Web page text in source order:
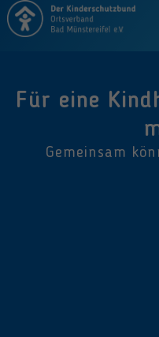
Für eine
Gemeinsam